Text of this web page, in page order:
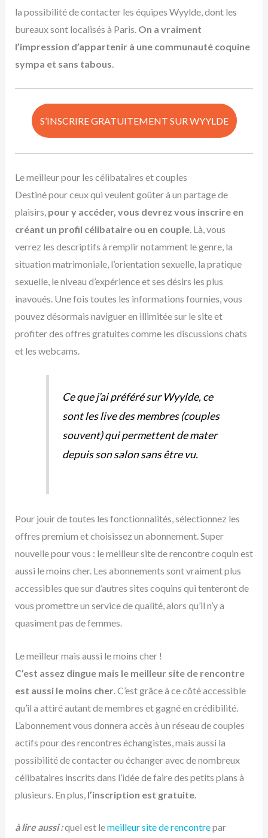
la possibilité de contacter les équipes Wyylde, dont les
bureaux sont localisés à Paris. On a vraiment
l’impression d’appartenir à une communauté coquine
sympa et sans tabous.
S’INSCRIRE GRATUITEMENT SUR WYYLDE
Le meilleur pour les célibataires et couples
Destiné pour ceux qui veulent goûter à un partage de
plaisirs, pour y accéder, vous devrez vous inscrire en
créant un profil célibataire ou en couple. Là, vous
verrez les descriptifs à remplir notamment le genre, la
situation matrimoniale, l’orientation sexuelle, la pratique
sexuelle, le niveau d’expérience et ses désirs les plus
inavoués. Une fois toutes les informations fournies, vous
pouvez désormais naviguer en illimitée sur le site et
profiter des offres gratuites comme les discussions chats
et les webcams.
Ce que j’ai préféré sur Wyylde, ce
sont les live des membres (couples
souvent) qui permettent de mater
depuis son salon sans être vu.
Pour jouir de toutes les fonctionnalités, sélectionnez les
offres premium et choisissez un abonnement. Super
nouvelle pour vous : le meilleur site de rencontre coquin est
aussi le moins cher. Les abonnements sont vraiment plus
accessibles que sur d’autres sites coquins qui tenteront de
vous promettre un service de qualité, alors qu’il n’y a
quasiment pas de femmes.
Le meilleur mais aussi le moins cher !
C’est assez dingue mais le meilleur site de rencontre
est aussi le moins cher . C’est grâce à ce côté accessible
qu’il a attiré autant de membres et gagné en crédibilité.
L’abonnement vous donnera accès à un réseau de couples
actifs pour des rencontres échangistes, mais aussi la
possibilité de contacter ou échanger avec de nombreux
célibataires inscrits dans l’idée de faire des petits plans à
plusieurs. En plus, l’inscription est gratuite.
à lire aussi :quel est lemeilleur site de rencontrepar